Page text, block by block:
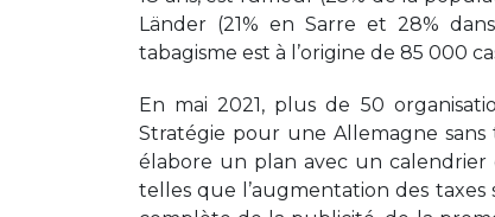
Länder (21% en Sarre et 28%
tabagisme est à l’origine de 85 000
En mai 2021, plus de 50
Stratégie pour une Allemagne
élabore un plan avec un
telles que l’augmentation des